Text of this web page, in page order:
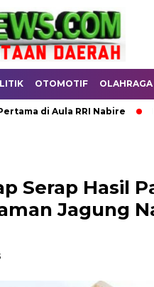
OTOMOTIF OLAHRAGA
Aula RRI Nabire Halal
Serap Hasil
Jagung